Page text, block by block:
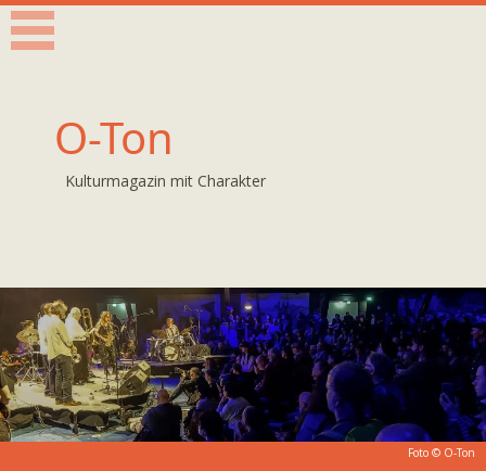
O-Ton
Kulturmagazin mit Charakter
Foto © O-Ton